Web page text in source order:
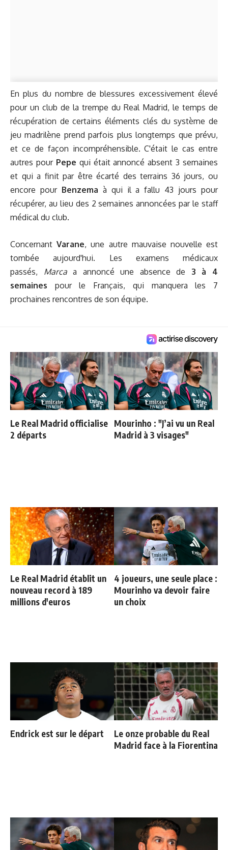
En plus du nombre de blessures excessivement élevé
pour un club de la trempe du Real Madrid, le temps de
récupération de certains éléments clés du système de
jeu madrilène prend parfois plus longtemps que prévu,
et ce de façon incompréhensible. C'était le cas entre
autres pour Pepe qui était annoncé absent 3 semaines
et qui a finit par être écarté des terrains 36 jours, ou
encore pour Benzema à qui il a fallu 43 jours pour
récupérer, au lieu des 2 semaines annoncées par le staff
médical du club.
Concernant Varane, une autre mauvaise nouvelle est
tombée aujourd'hui. Les examens médicaux
passés, Marcaa annoncé une absence de 3 à
4
semaines pour le Français, qui manquera les 7
prochaines rencontres de son équipe.
Le Real Madrid officialise
2 départs
Mourinho : "J’ai vu un Real
Madrid à 3 visages"
Le Real Madrid établit un
nouveau record à 189
millions d'euros
4 joueurs, une seule place :
Mourinho va devoir faire
un choix
Endrick est sur le départ
Le onze probable du Real
Madrid face à la Fiorentina